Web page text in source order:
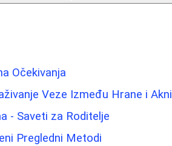
Očekivanja
Veze Između Hrane i Akni
- Saveti za Roditelje
Pregledni Metodi